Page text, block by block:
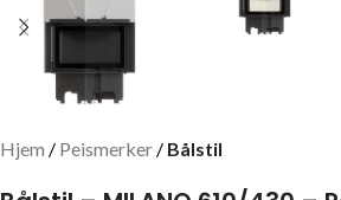
Hjem Peismerker Bålstil